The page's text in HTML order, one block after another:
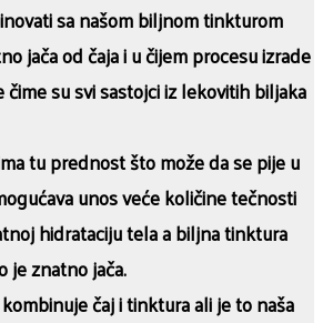
sa našom biljnom tinkturom
jača od čaja i u čijem procesu izrade
su svi sastojci iz lekovitih biljaka
tu prednost što može da se pije u
unos veće količine tečnosti
hidrataciju tela a biljna tinktura
je znatno jača.
čaj i tinktura ali je to naša